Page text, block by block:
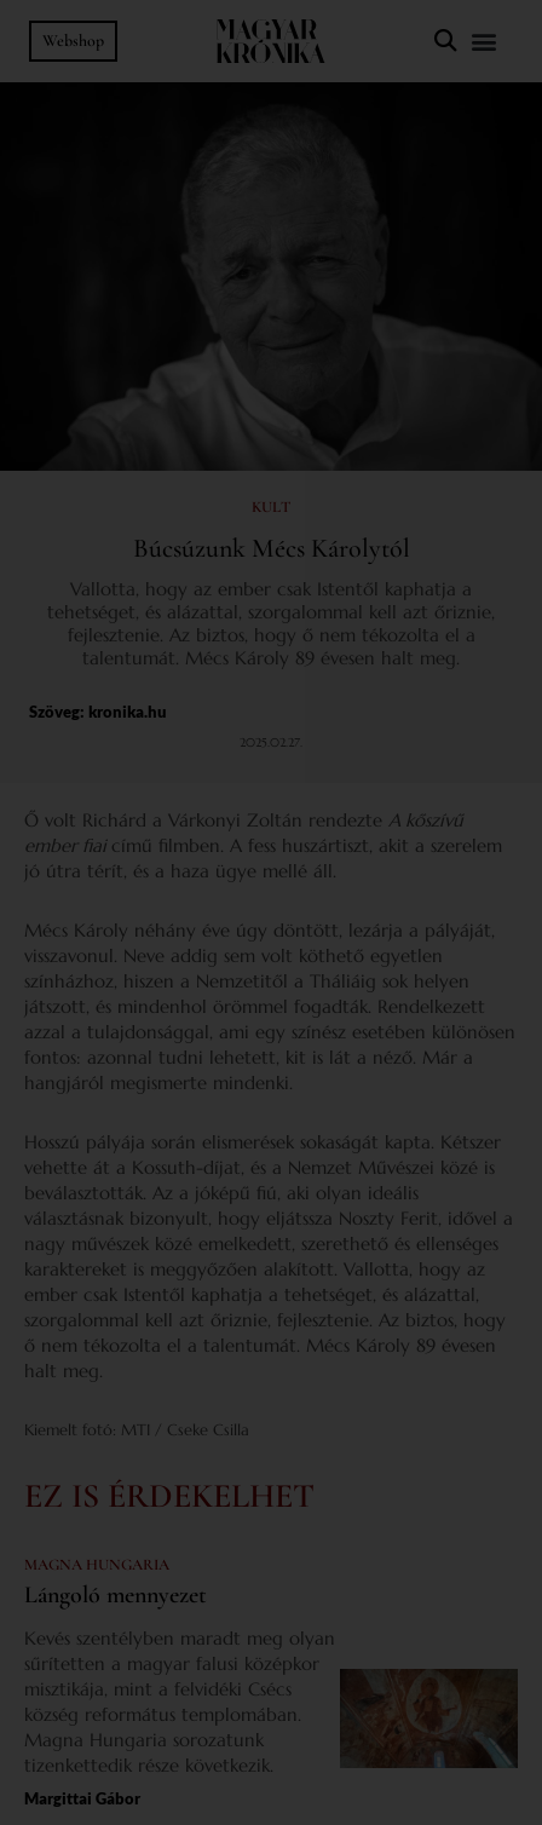
Webshop
KULT
Búcsúzunk Mécs Károlytól
Vallotta, hogy az ember csak Istentől kaphatja a
tehetséget, és alázattal, szorgalommal kell azt őriznie,
fejlesztenie. Az biztos, hogy ő nem tékozolta el a
talentumát. Mécs Károly 89 évesen halt meg.
Szöveg: kronika.hu
2025.02.27.
Ő volt Richárd a Várkonyi Zoltán rendezte A kőszívű
ember fiai című filmben. A fess huszártiszt, akit a szerelem
jó útra térít, és a haza ügye mellé áll.
Mécs Károly néhány éve úgy döntött, lezárja a pályáját,
visszavonul. Neve addig sem volt köthető egyetlen
színházhoz, hiszen a Nemzetitől a Tháliáig sok helyen
játszott, és mindenhol örömmel fogadták. Rendelkezett
azzal a tulajdonsággal, ami egy színész esetében különösen
fontos: azonnal tudni lehetett, kit is lát a néző. Már a
hangjáról megismerte mindenki.
Hosszú pályája során elismerések sokaságát kapta. Kétszer
vehette át a Kossuth-díjat, és a Nemzet Művészei közé is
beválasztották. Az a jóképű fiú, aki olyan ideális
választásnak bizonyult, hogy eljátssza Noszty Ferit, idővel a
nagy művészek közé emelkedett, szerethető és ellenséges
karaktereket is meggyőzően alakított. Vallotta, hogy az
ember csak Istentől kaphatja a tehetséget, és alázattal,
szorgalommal kell azt őriznie, fejlesztenie. Az biztos, hogy
ő nem tékozolta el a talentumát. Mécs Károly 89 évesen
halt meg.
Kiemelt fotó: MTI / Cseke Csilla
EZ IS ÉRDEKELHET
MAGNA HUNGARIA
Lángoló mennyezet
Kevés szentélyben maradt meg olyan
sűrítetten a magyar falusi középkor
misztikája, mint a felvidéki Csécs
község református templomában.
Magna Hungaria sorozatunk
tizenkettedik része következik.
Margittai Gábor